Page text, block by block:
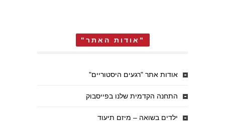
"אודות האתר"
אודות אתר "רגעים היסטוריים"
התחנה הקדמית שלנו בפייסבוק
ילדים בשואה – מיזם תיעוד